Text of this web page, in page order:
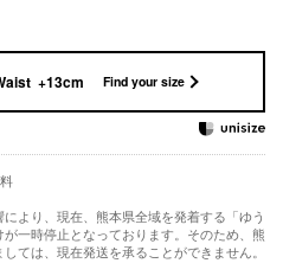
+13cm Find your size
より、現在、熊本県全域を発着する「ゆう
一時停止となっております。そのため、熊
ては、現在発送を承ることができません。